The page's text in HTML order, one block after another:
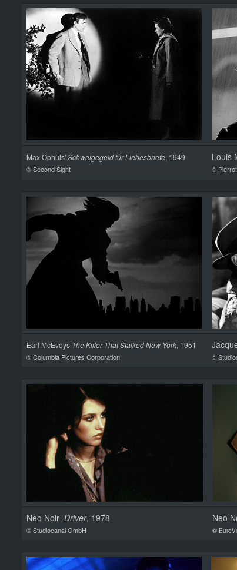
Max Ophüls'Schweigegeld für Liebesbriefe, 1949
© Second Sight
Louis
©
Earl McEvoys The Killer That Stalked New York, 1951
© Columbia Pictures Corporation ©
Neo Noir Driver, 1978
© Studiocanal GmbH
Neo
©